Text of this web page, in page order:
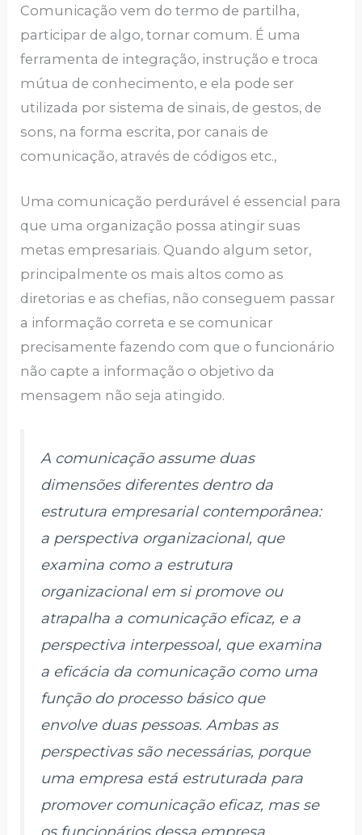
Comunicação vem do termo de partilha,
participar de algo, tornar comum. É uma
ferramenta de integração, instrução e troca
mútua de conhecimento, e ela pode ser
utilizada por sistema de sinais, de gestos, de
sons, na forma escrita, por canais de
comunicação, através de códigos etc.,
Uma comunicação perdurável é essencial para
que uma organização possa atingir suas
metas empresariais. Quando algum setor,
principalmente os mais altos como as
diretorias e as chefias, não conseguem passar
a informação correta e se comunicar
precisamente fazendo com que o funcionário
não capte a informação o objetivo da
mensagem não seja atingido.
A comunicação assume duas
dimensões diferentes dentro da
estrutura empresarial contemporânea:
a perspectiva organizacional, que
examina como a estrutura
organizacional em si promove ou
atrapalha a comunicação eficaz, e a
perspectiva interpessoal, que examina
a eficácia da comunicação como uma
função do processo básico que
envolve duas pessoas. Ambas as
perspectivas são necessárias, porque
uma empresa está estruturada para
promover comunicação eficaz, mas se